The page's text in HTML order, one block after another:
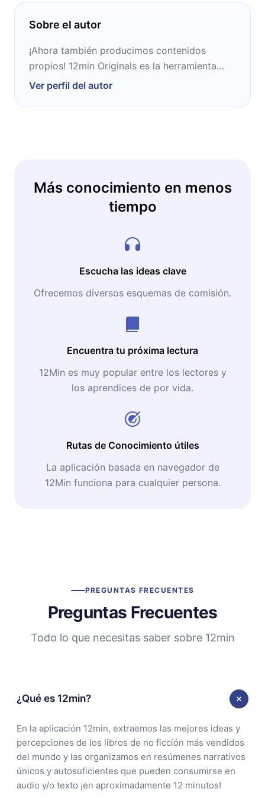
Sobre el autor
¡Ahora también producimos contenidos
propios! 12min Originals es la herramienta
ideal para complementar tu crecimiento
Ver perfil del autor
Más conocimiento en menos
tiempo
Escucha las ideas clave
Ofrecemos diversos esquemas de comisión.
Encuentra tu próxima lectura
12Min es muy popular entre los lectores y
los aprendices de por vida.
Rutas de Conocimiento útiles
La aplicación basada en navegador de
12Min funciona para cualquier persona.
PREGUNTAS FRECUENTES
Preguntas Frecuentes
Todo lo que necesitas saber sobre 12min
¿Qué es 12min?
En la aplicación 12min, extraemos las mejores ideas y
percepciones de los libros de no ficción más vendidos
del mundo y las organizamos en resúmenes narrativos
únicos y autosuficientes que pueden consumirse en
audio y/o texto ¡en aproximadamente 12 minutos!